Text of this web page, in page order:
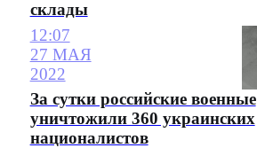
склады
12:07
27 МАЯ
2022
За сутки российские военные
уничтожили 360 украинских
националистов